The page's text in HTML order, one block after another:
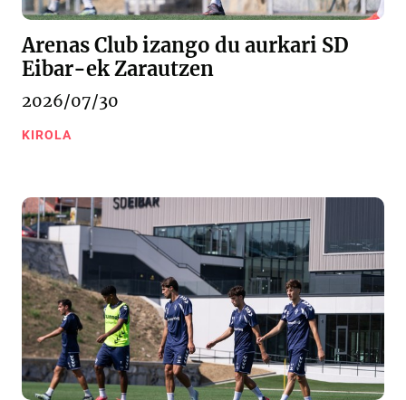
Arenas Club izango du aurkari SD
Eibar-ek Zarautzen
2026/07/30
KIROLA